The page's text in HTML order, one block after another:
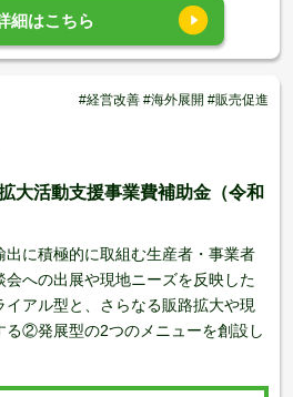
細はこちら
#経営改善 #海外展開 #販売促進
大活動支援事業費補助金（令和
出に積極的に取組む生産者・事業者
への出展や現地ニーズを反映した
アル型と、さらなる販路拡大や現
る②発展型の2つのメニューを創設し